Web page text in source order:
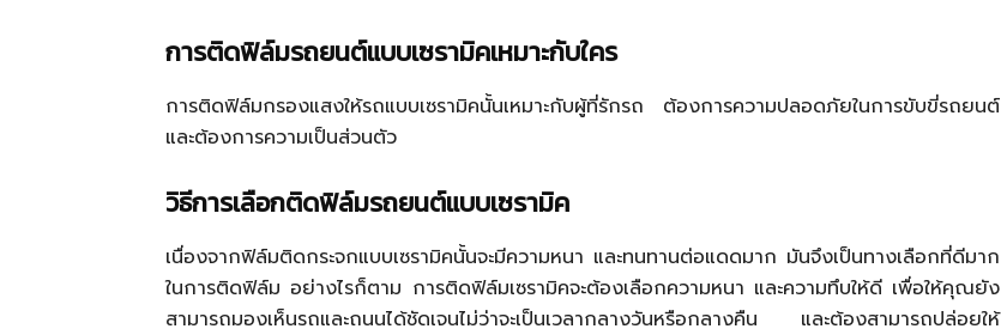
การติดฟิล์มรถยนต์แบบเซรามิคเหมาะกับใคร
การติดฟิล์มกรองแสงให้รถแบบเซรามิคนั้นเหมาะกับผู้ที่รักรถ ต้องการความปลอดภัยในการขับขี่รถยนต์
และต้องการความเป็นส่วนตัว
วิธีการเลือกติดฟิล์มรถยนต์แบบเซรามิค
เนื่องจากฟิล์มติดกระจกแบบเซรามิคนั้นจะมีความหนา และทนทานต่อแดดมาก มันจึงเป็นทางเลือกที่ดีมาก
ในการติดฟิล์ม อย่างไรก็ตาม การติดฟิล์มเซรามิคจะต้องเลือกความหนา และความทึบให้ดี เพื่อให้คุณยัง
สามารถมองเห็นรถและถนนได้ชัดเจนไม่ว่าจะเป็นเวลากลางวันหรือกลางคืน และต้องสามารถปล่อยให้